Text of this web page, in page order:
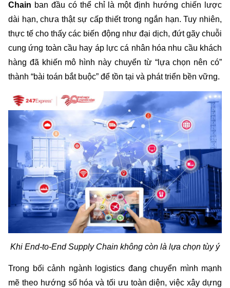
Chain ban đầu có thể chỉ là một định hướng chiến lược
dài hạn, chưa thật sự cấp thiết trong ngắn hạn. Tuy nhiên,
thực tế cho thấy các biến động như đại dịch, đứt gãy chuỗi
cung ứng toàn cầu hay áp lực cá nhân hóa nhu cầu khách
hàng đã khiến mô hình này chuyển từ “lựa chọn nên có”
thành “bài toán bắt buộc” để tồn tại và phát triển bền vững.
Khi End-to-End Supply Chain không còn là lựa chọn tùy ý
Trong bối cảnh ngành logistics đang chuyển mình mạnh
mẽ theo hướng số hóa và tối ưu toàn diện, việc xây dựng